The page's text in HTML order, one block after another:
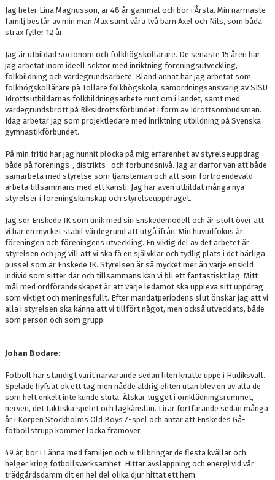
Jag heter Lina Magnusson, är 48 år gammal och bor i Årsta. Min närmaste
familj består av min man Max samt våra två barn Axel och Nils, som båda
strax fyller 12 år.
Jag är utbildad socionom och folkhögskollärare. De senaste 15 åren har
jag arbetat inom ideell sektor med inriktning föreningsutveckling,
folkbildning och värdegrundsarbete. Bland annat har jag arbetat som
folkhögskollärare på Tollare folkhögskola, samordningsansvarig av SISU
Idrottsutbildarnas folkbildningsarbete runt om i landet, samt med
värdegrundsbrott på Riksidrottsförbundet i form av Idrottsombudsman.
Idag arbetar jag som projektledare med inriktning utbildning på Svenska
gymnastikförbundet.
På min fritid har jag hunnit plocka på mig erfarenhet av styrelseuppdrag
både på förenings-, distrikts- och förbundsnivå. Jag är därför van att både
samarbeta med styrelse som tjänsteman och att som förtroendevald
arbeta tillsammans med ett kansli. Jag har även utbildat många nya
styrelser i föreningskunskap och styrelseuppdraget.
Jag ser Enskede IK som unik med sin Enskedemodell och är stolt över att
vi har en mycket stabil värdegrund att utgå ifrån. Min huvudfokus är
föreningen och föreningens utveckling. En viktig del av det arbetet är
styrelsen och jag vill att vi ska få en självklar och tydlig plats i det härliga
pussel som är Enskede IK. Styrelsen är så mycket mer än varje enskild
individ som sitter där och tillsammans kan vi bli ett fantastiskt lag. Mitt
mål med ordförandeskapet är att varje ledamot ska uppleva sitt uppdrag
som viktigt och meningsfullt. Efter mandatperiodens slut önskar jag att vi
alla i styrelsen ska känna att vi tillfört något, men också utvecklats, både
som person och som grupp.
Johan Bodare:
Fotboll har ständigt varit närvarande sedan liten knatte uppe i Hudiksvall.
Spelade hyfsat ok ett tag men nådde aldrig eliten utan blev en av alla de
som helt enkelt inte kunde sluta. Älskar tugget i omklädningsrummet,
nerven, det taktiska spelet och lagkänslan. Lirar fortfarande sedan många
år i Korpen Stockholms Old Boys 7-spel och antar att Enskedes Gå-
fotbollstrupp kommer locka framöver.
49 år, bor i Länna med familjen och vi tillbringar de flesta kvällar och
helger kring fotbollsverksamhet. Hittar avslappning och energi vid vår
trädgårdsdamm dit en hel del olika djur hittat ett hem.